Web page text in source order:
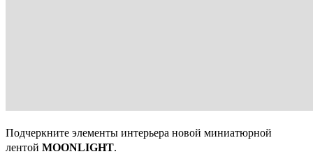
Подчеркните элементы интерьера новой миниатюрной
лентой MOONLIGHT.